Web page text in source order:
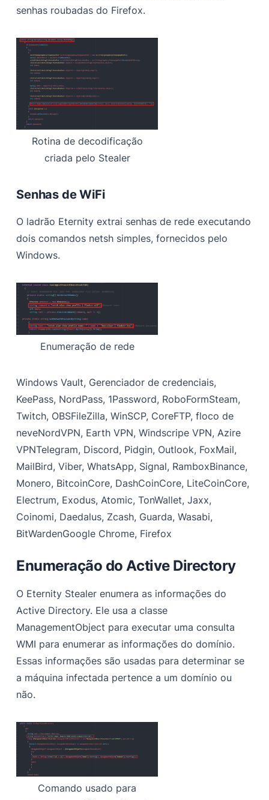
senhas roubadas do Firefox.
Rotina de decodificação
criada pelo Stealer
Senhas de WiFi
O ladrão Eternity extrai senhas de rede executando
dois comandos netsh simples, fornecidos pelo
Windows.
Enumeração de rede
Windows Vault, Gerenciador de credenciais,
KeePass, NordPass, 1Password, RoboFormSteam,
Twitch, OBSFileZilla, WinSCP, CoreFTP, floco de
neveNordVPN, Earth VPN, Windscripe VPN, Azire
VPNTelegram, Discord, Pidgin, Outlook, FoxMail,
MailBird, Viber, WhatsApp, Signal, RamboxBinance,
Monero, BitcoinCore, DashCoinCore, LiteCoinCore,
Electrum, Exodus, Atomic, TonWallet, Jaxx,
Coinomi, Daedalus, Zcash, Guarda, Wasabi,
BitWardenGoogle Chrome, Firefox
Enumeração do Active Directory
O Eternity Stealer enumera as informações do
Active Directory. Ele usa a classe
ManagementObject para executar uma consulta
WMI para enumerar as informações do domínio.
Essas informações são usadas para determinar se
a máquina infectada pertence a um domínio ou
não.
Comando usado para